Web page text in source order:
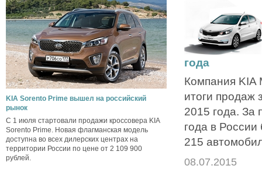
KIA Sorento Prime вышел на российский
рынок
С 1 июля стартовали продажи кроссовера KIA
Sorento Prime. Новая флагманская модель
доступна во всех дилерских центрах на
территории России по цене от 2 109 900
рублей.
года
Компания KIA
итоги продаж
2015 года. За
года в
215
08.07.2015